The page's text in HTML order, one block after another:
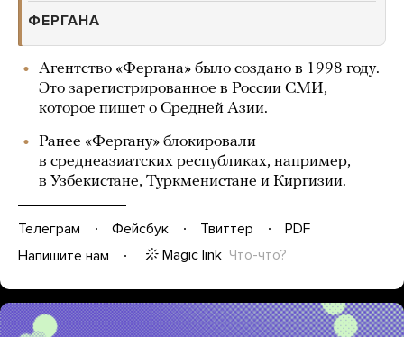
ФЕРГАНА
Агентство «Фергана» было создано в 1998 году.
Это зарегистрированное в России СМИ,
которое пишет о Средней Азии.
Ранее «Фергану» блокировали
в среднеазиатских республиках, например,
в Узбекистане, Туркменистане и Киргизии.
Телеграм Фейсбук Твиттер
PDF
Напишите нам
Magic link Что-что?